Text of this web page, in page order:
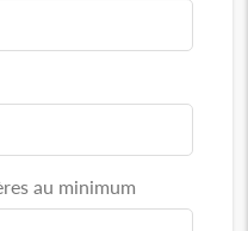
au minimum